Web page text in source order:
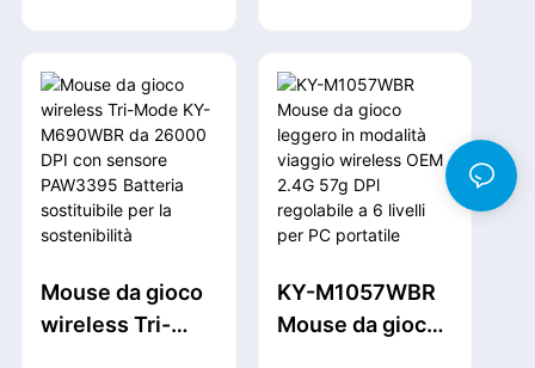
Controlli
personalizzabili
Impostazione
della definizione
macro chiave
12000 DPI DPI
a 6 livelli per il
gioco
personalizzabili
Impostazione
della definizione
macro chiave
12000 DPI per
ufficio
Mouse da gioco
wireless Tri-
KY-M1057WBR
Mouse da gioco